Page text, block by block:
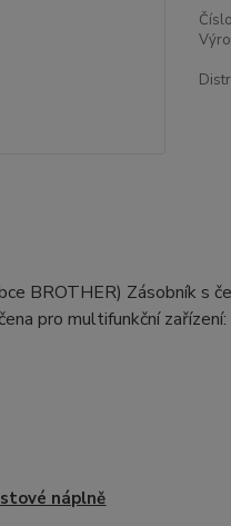
BROTHER) Zásobník s
pro multifunkční
náplně